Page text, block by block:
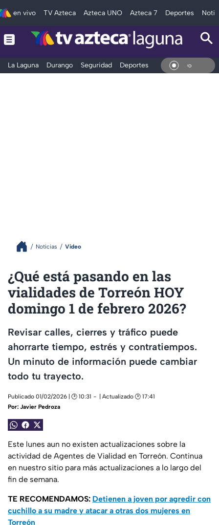
en vivo TV Azteca Azteca UNO Azteca 7 Deportes
La Laguna Durango Seguridad Deportes Entretenimiento En
Noticias Video
¿Qué está pasando en las
vialidades de Torreón HOY
domingo 1 de febrero 2026?
Revisar calles, cierres y tráfico puede
ahorrarte tiempo, estrés y contratiempos.
Un minuto de información puede cambiar
todo tu trayecto.
Publicado 01/02/2026 | 🕑 10:31
| Actualizado 🕑 17:41
Por: Javier Pedroza
Este lunes aun no existen actualizaciones sobre la
actividad de Agentes de Vialidad en Torreón. Continua
en nuestro sitio para más actualizaciones a lo largo del
fin de semana.
TE RECOMENDAMOS: Detienen a joven por agredir con
cuchillo a su madre y atacar a otras dos mujeres en
Torreón